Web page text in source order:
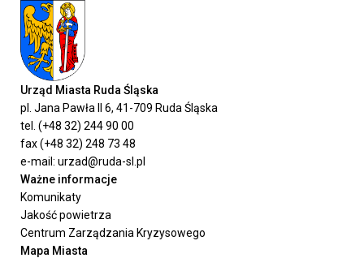
Urząd Miasta Ruda Śląska
pl. Jana Pawła II 6, 41-709 Ruda Śląska
tel. (+48 32) 244 90 00
fax (+48 32) 248 73 48
e-mail: urzad@ruda-sl.pl
Ważne informacje
Komunikaty
Jakość powietrza
Centrum Zarządzania Kryzysowego
Mapa Miasta